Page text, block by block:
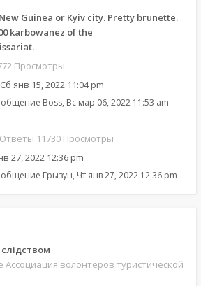
Guinea or Kyiv city. Pretty brunette.
karbowanez of the
Просмотры
Сб янв 15, 2022 11:04 pm
Boss, Вс мар 06, 2022 11:53 am
11730 Просмотры
27, 2022 12:36 pm
Грызун, Чт янв 27, 2022 12:36 pm
Ассоциация волонтёров туристической